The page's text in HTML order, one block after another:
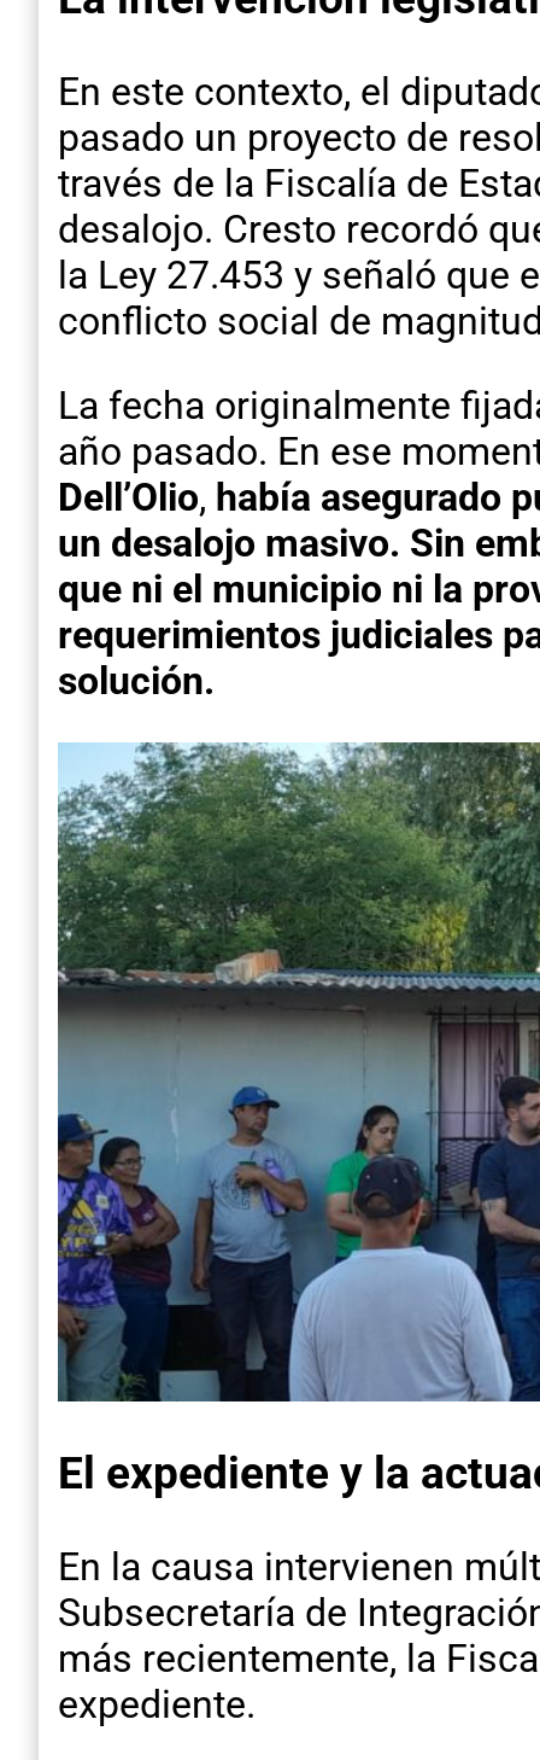
En este contexto, el
pasado un proyecto de
través de la Fiscalía de
desalojo. Cresto recordó
la Ley 27.453 y señaló que
conflicto social de
La fecha originalmente
año pasado. En ese
Dell’Olio, había asegurado
un desalojo masivo. Sin
que ni el municipio ni la
requerimientos judiciales
solución.
El expediente y la
En la causa intervienen
Subsecretaría de
más recientemente, la
expediente.